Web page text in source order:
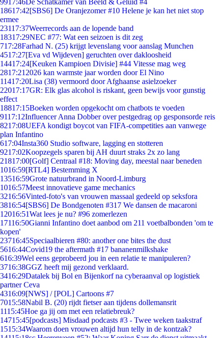
9917:46De Schatkamer van Beeld & Geluid #4
18617:42[SBS6] De Oranjezomer #10 Helene je kan het niet stop
ermee
23117:37Weerrecords aan de lopende band
18317:29NEC #77: Wat een seizoen is dit zeg
717:28Farhad N. (25) krijgt levenslang voor aanslag Munchen
4517:27[Eva vd Wijdeven] geruchten over dakloosheid
14417:24[Keuken Kampioen Divisie] #44 Vitesse mag weg
2817:21 2026 kan warmste jaar worden door El Nino
11417:20Lisa (38) vermoord door Afghaanse asielzoeker
22017:17GR: Elk glas alcohol is riskant, geen bewijs voor gunstig
effect
18817:15Boeken worden opgekocht om chatbots te voeden
9117:12Influencer Anna Dobber over pestgedrag op gesponsorde reis
8217:08UEFA kondigt boycot van FIFA-competities aan vanwege
plan Infantino
617:04Insta360 Studio software, lagging en stotteren
9217:02Koopzegels sparen bij AH duurt straks 2x zo lang
21817:00[Golf] Centraal #18: Moving day, meestal naar beneden
1016:59[RTL4] Bestemming X
13516:59Grote natuurbrand in Noord-Limburg
1016:57Meest innovatieve game mechanics
3216:56Vinted-foto's van vrouwen massaal gedeeld op seksfora
3816:54[SBS6] De Bondgenoten #317 We dansen de macaroni
12016:51Wat lees je nu? #96 zomerlezen
17116:50Gianni Infantino doet aanbod om 211 voetbalbonden 'om te
kopen'
23716:45Speciaalbieren #80: another one bites the dust
5616:44Covid19 the aftermath #17 bananenmilkshake
616:39Wel eens geprobeerd jou in een relatie te manipuleren?
3716:38GGZ heeft mij gezond verklaard.
3416:29Datalek bij Bol en Bijenkorf na cyberaanval op logistiek
partner Ceva
4316:09[NWS] / [POL] Cartoons #7
7015:58Nabil B. (20) rijdt fietser aan tijdens dollemansrit
1115:45Hoe ga jij om met een relatiebreuk?
14715:45[podcasts] Misdaad podcasts #3 - Twee weken taakstraf
1515:34Waarom doen vrouwen altijd hun telly in de kontzak?